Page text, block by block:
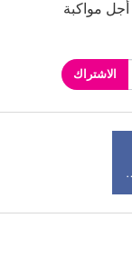
أجل مواكبة
الاشتراك
Join